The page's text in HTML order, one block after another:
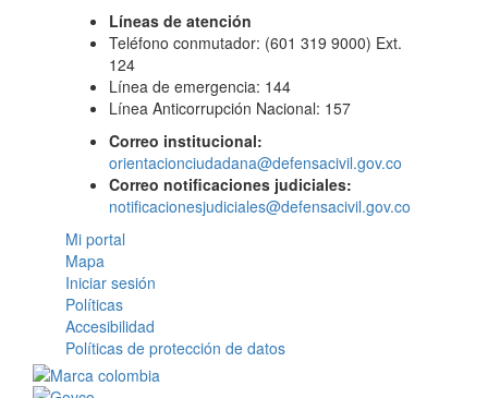
Líneas de atención
Teléfono conmutador: (601 319 9000) Ext.
124
Línea de emergencia: 144
Línea Anticorrupción Nacional: 157
Correo institucional:
orientacionciudadana@defensacivil.gov.co
Correo notificaciones judiciales:
notificacionesjudiciales@defensacivil.gov.co
Mi portal
Mapa
Iniciar sesión
Políticas
Accesibilidad
Políticas de protección de datos